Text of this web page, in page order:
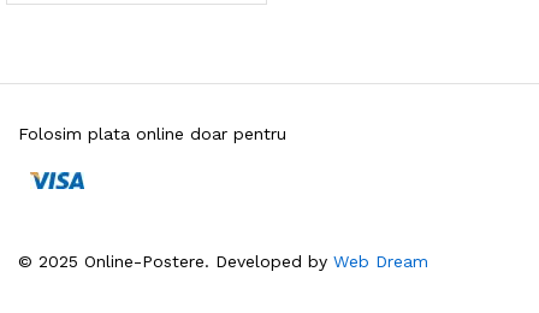
© 2025 Online-Postere. Developed by Web Dream
Folosim plata online doar pentru